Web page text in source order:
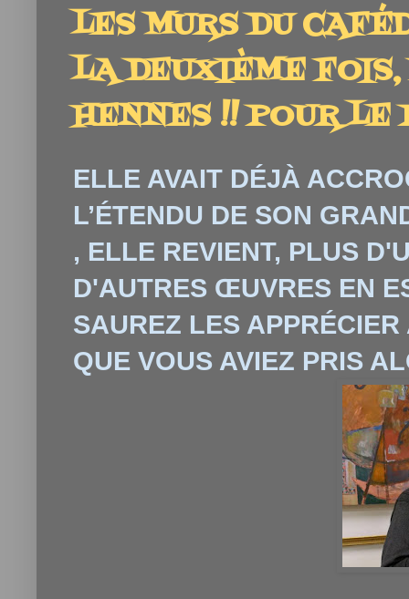
LES MURS DU
LA DEUXIÈME
HENNES !! POUR LE
ELLE AVAIT DÉJÀ
L’ÉTENDU DE SON
, ELLE REVIENT, PLUS
D'AUTRES ŒUVRES EN
SAUREZ LES
QUE VOUS AVIEZ PRIS